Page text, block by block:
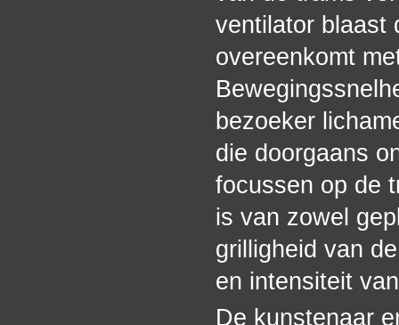
ventilator blaast
overeenkomt
bezoeker
die doorgaans
focussen op de
is van zowel
grilligheid van
en intensiteit
De kunstenaar